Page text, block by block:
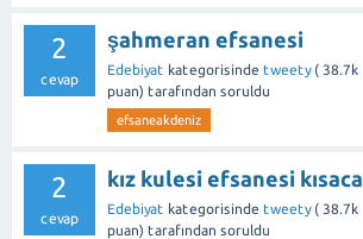
2
cevap
şahmeran efsanesi
Edebiyat kategorisinde tweety ( 38.7k
puan) tarafından soruldu
efsaneakdeniz
2
cevap
kız kulesi efsanesi kısaca
Edebiyat kategorisinde tweety ( 38.7k
puan) tarafından soruldu